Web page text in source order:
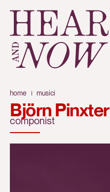
home musici
Björn Pinxter
componist